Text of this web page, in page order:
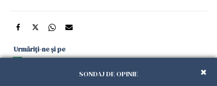
Urmăriți-ne și pe
și în aplicațiile mobileSONDAJ DE OPINIE